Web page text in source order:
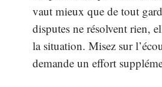
vaut mieux que de tout
disputes ne résolvent rien,
la situation. Misez sur
demande un effort